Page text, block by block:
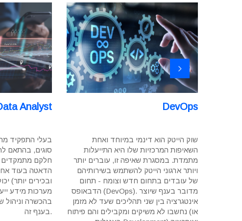
DevOps
שוק הייטק הוא דינמי במיוחד ואחת
השאיפות המרכזיות שלו היא התייעלות
מתמדת. במסגרת שאיפה זו, עוברים יותר
ויותר ארגוני הייטק להשתמש בשירותיהם
של עובדים בתחום חדש וצומח - תחום
הדבאופס (DevOps). מדובר בענף שיוצר
אינטגרציה בין שני תהליכים שעד לא מזמן
נחשבו לא משיקים ומקבילים והם פיתוח (או
Analyst
בעלי התפקיד
סוגים, בהתאם
חלקם מתמקדים
הדאטה בעוד
ובכירים יותר)
מערכות מידע
בהכשרה וניהול
בענף זה.